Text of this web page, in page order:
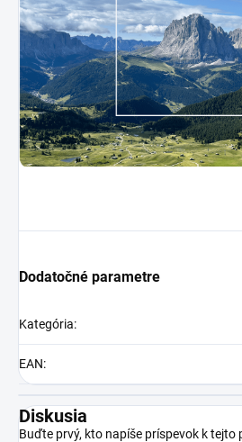
Dodatočné parametre
Kategória:
EAN:
Diskusia
Buďte prvý, kto napíše príspevok k tejto